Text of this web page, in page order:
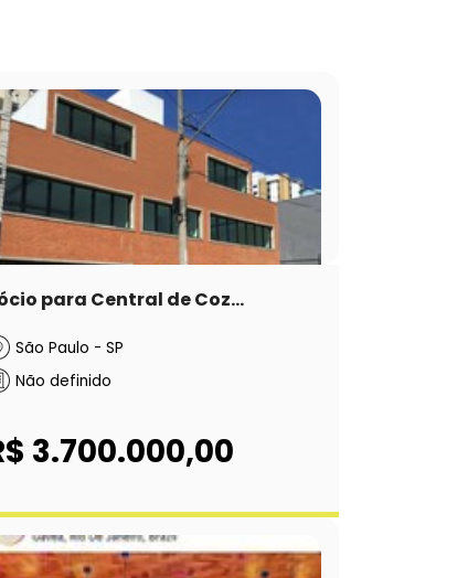
para Central de Coz...
São Paulo - SP
Não definido
3.700.000,00